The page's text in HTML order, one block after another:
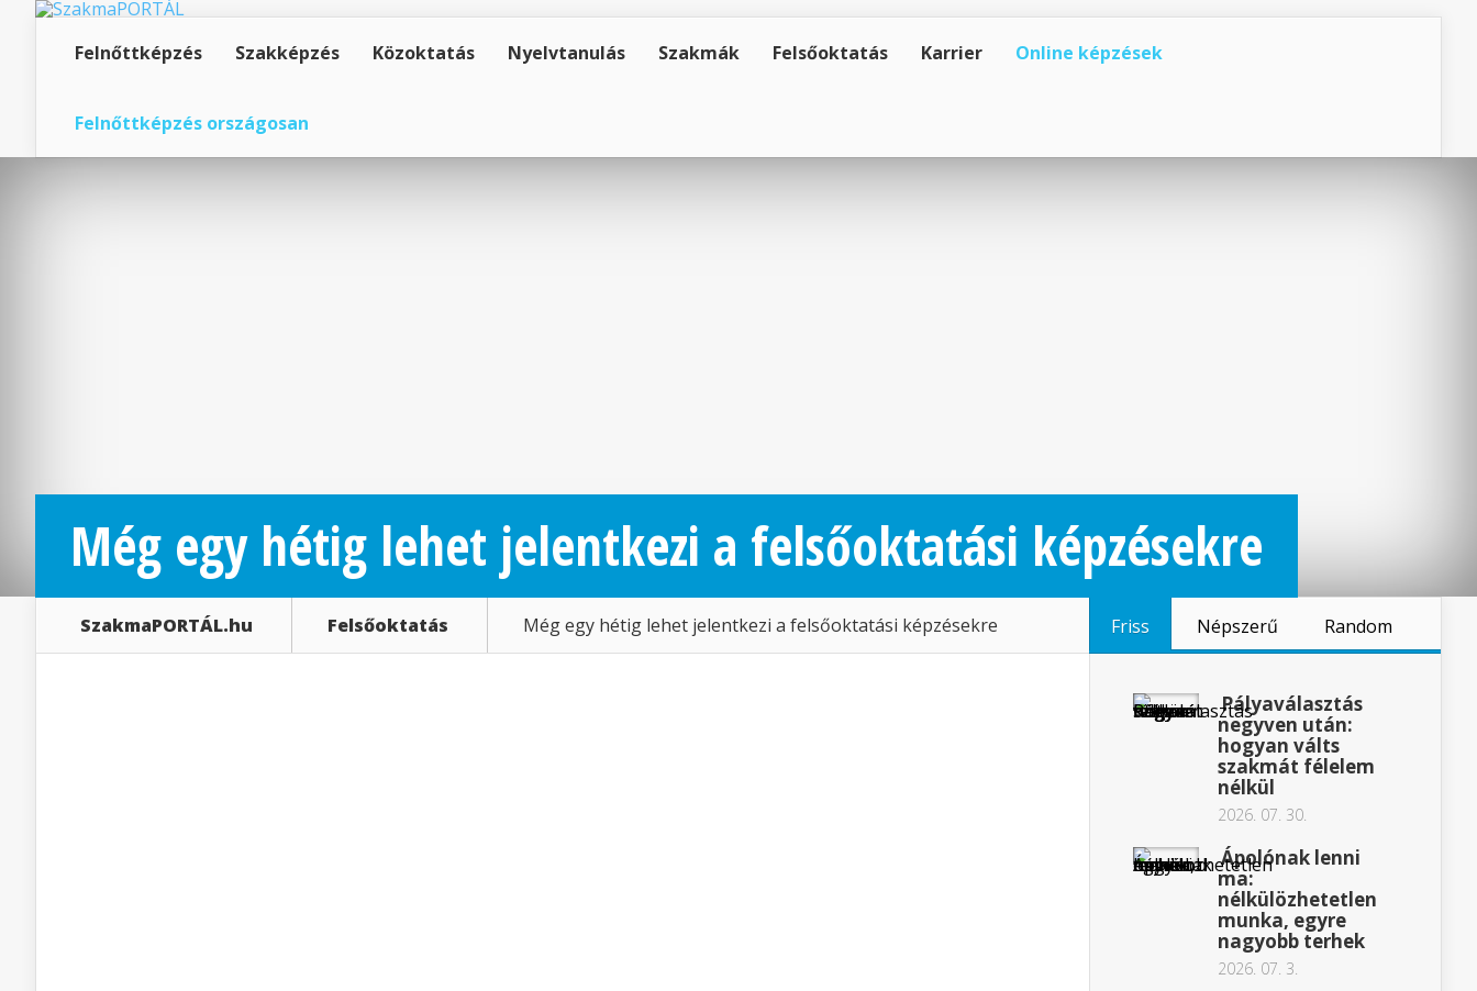
Felnőttképzés Szakképzés Közoktatás Nyelvtanulás Szakmák Felsőoktatás Karrier Online képzések
Felnőttképzés országosan
Még egy hétig lehet jelentkezi a felsőoktatási képzésekre
SzakmaPORTÁL.hu Felsőoktatás Még egy hétig lehet jelentkezi a felsőoktatási képzésekre Friss Népszerű Random
Pályaválasztás
negyven után:
hogyan válts
szakmát félelem
nélkül
2026. 07. 30.
Ápolónak lenni
ma:
nélkülözhetetlen
munka, egyre
nagyobb terhek
2026. 07. 3.